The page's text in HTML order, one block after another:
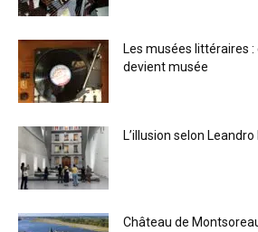
Les musées littéraires
devient musée
L’illusion selon Leandro
Château de